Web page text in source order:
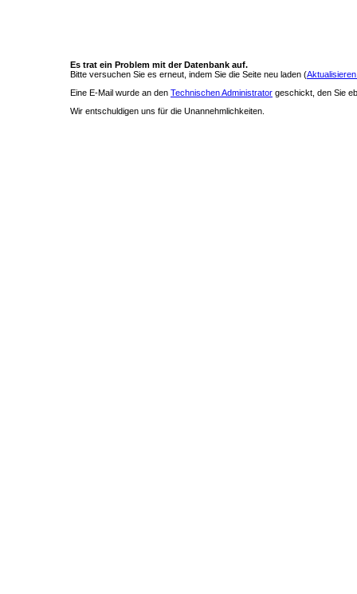
Es trat ein Problem mit der Datenbank auf.
Bitte versuchen Sie es erneut, indem Sie die Seite neu laden (
Eine E-Mail wurde an den Technischen Administrator geschickt, den Sie
Wir entschuldigen uns für die Unannehmlichkeiten.